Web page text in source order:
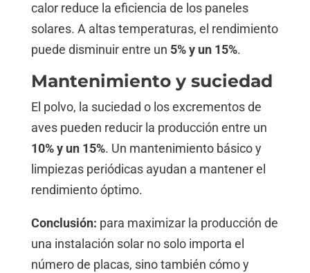
calor reduce la eficiencia de los paneles
solares. A altas temperaturas, el rendimiento
puede disminuir entre un 5% y un 15%.
Mantenimiento y suciedad
El polvo, la suciedad o los excrementos de
aves pueden reducir la producción entre un
10% y un 15%. Un mantenimiento básico y
limpiezas periódicas ayudan a mantener el
rendimiento óptimo.
Conclusión: para maximizar la producción de
una instalación solar no solo importa el
número de placas, sino también cómo y